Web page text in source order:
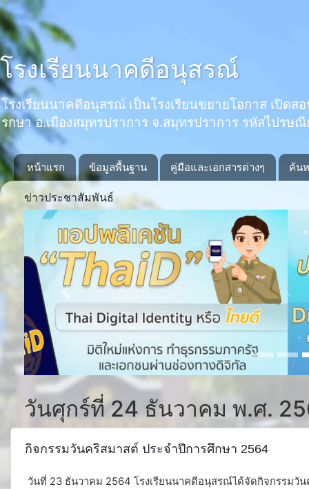
โรงเรียนนาคดีอนุสรณ์
โรงเรียนนาคดีอนุสรณ์ เป็นโรงเรียนขยายโอกาส เปิ
รกษา อ.เมืองสมุทรปราการ จ.สมุทรปราการ รหัสไปรษ
หน้าแรก ข้อมูลพื้นฐาน คู่มือและเอกสารต่างๆ ค้น
ข่าวประชาสัมพันธ์
วันศุกร์ที่ 24 ธันวาคม พ.ศ.
กิจกรรมวันคริสมาสต์ ประจำปีการศึกษา 2564
วันที่ 23 ธันวาคม 2564 โรงเรียนนาคดีอนุสรณ์ได้จัดกิจกรรมวั